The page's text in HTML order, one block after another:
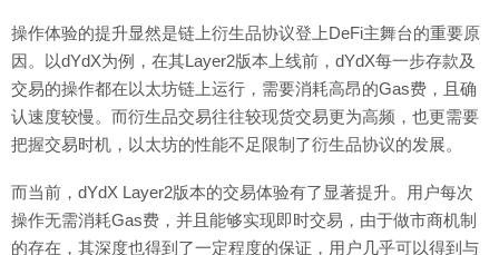
操作体验的提升显然是链上衍生品协议登上DeFi主舞台的重要原
因。以dYdX为例，在其Layer2版本上线前，dYdX每一步存款及
交易的操作都在以太坊链上运行，需要消耗高昂的Gas费，且确
认速度较慢。而衍生品交易往往较现货交易更为高频，也更需要
把握交易时机，以太坊的性能不足限制了衍生品协议的发展。
而当前，dYdX Layer2版本的交易体验有了显著提升。用户每次
操作无需消耗Gas费，并且能够实现即时交易，由于做市商机制
的存在，其深度也得到了一定程度的保证，用户几乎可以得到与